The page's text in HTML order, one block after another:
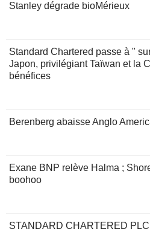
Stanley dégrade bioMérieux
Standard Chartered passe à "
Japon, privilégiant Taïwan et la
bénéfices
Berenberg abaisse Anglo
Exane BNP relève Halma ;
boohoo
STANDARD CHARTERED